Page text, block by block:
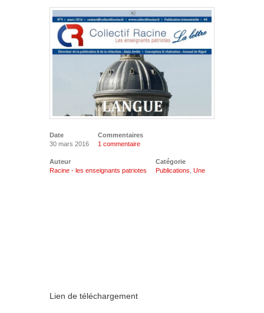
Date
30 mars 2016
Commentaires
1 commentaire
Auteur
Racine - les enseignants patriotes
Catégorie
Publications Une
Lien de téléchargement